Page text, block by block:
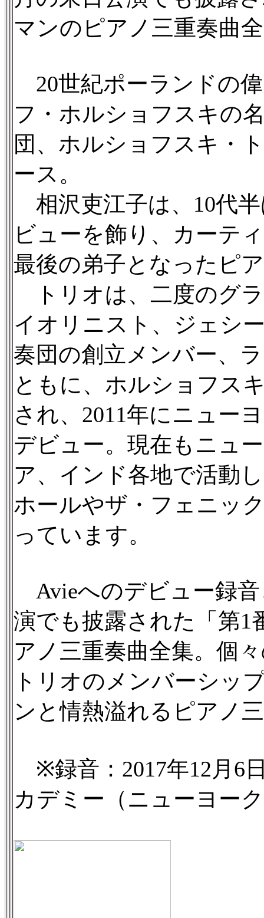
マンのピアノ三重奏曲
20世紀ポーランドの
フ・ホルショフスキの
団、ホルショフスキ・
ース。
相沢吏江子は、10代
ビューを飾り、カーテ
最後の弟子となったピ
トリオは、二度のグ
イオリニスト、ジェシ
奏団の創立メンバー、
ともに、ホルショフス
され、2011年にニュー
デビュー。現在もニュ
ア、インド各地で活動
ホールやザ・フェニッ
っています。
Avieへのデビュー録音
演でも披露された「第1
アノ三重奏曲全集。個
トリオのメンバーシッ
ンと情熱溢れるピアノ
※録音：2017年12月6
カデミー（ニューヨー